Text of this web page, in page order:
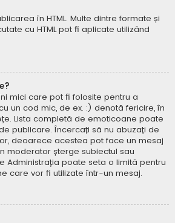
în HTML. Multe dintre formate și
cu HTML pot fi aplicate utilizând
mici care pot fi folosite pentru a
un cod mic, de ex. :) denotă fericire, în
Lista completă de emoticoane poate
publicare. Încercați să nu abuzați de
deoarece acestea pot face un mesaj
moderator șterge subiectul sau
Administrația poate seta o limită pentru
care vor fi utilizate într-un mesaj.